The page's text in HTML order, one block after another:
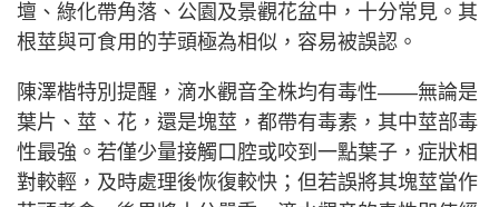
壇、綠化帶角落、公園及景觀花盆中，十分常見。其
根莖與可食用的芋頭極為相似，容易被誤認。
陳澤楷特別提醒，滴水觀音全株均有毒性——無論是
葉片、莖、花，還是塊莖，都帶有毒素，其中莖部毒
性最強。若僅少量接觸口腔或咬到一點葉子，症狀相
對較輕，及時處理後恢復較快；但若誤將其塊莖當作